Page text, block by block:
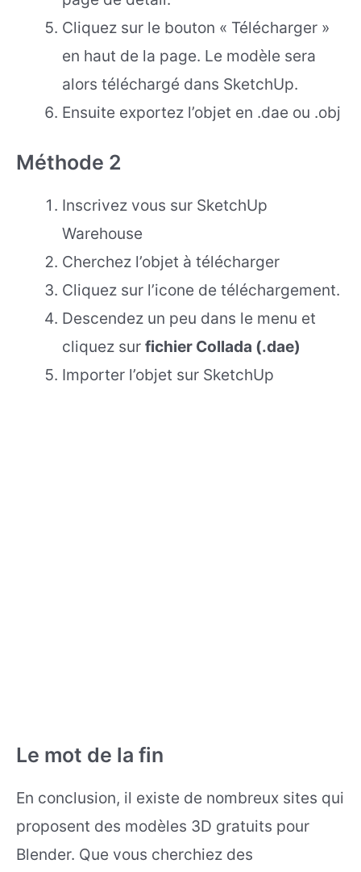
Cliquez sur le bouton « Télécharger »
en haut de la page. Le modèle sera
alors téléchargé dans SketchUp.
Ensuite exportez l’objet en .dae ou .obj
Méthode 2
Inscrivez vous sur SketchUp
Warehouse
Cherchez l’objet à télécharger
Cliquez sur l’icone de téléchargement.
Descendez un peu dans le menu et
cliquez surfichier Collada (.dae)
Importer l’objet sur SketchUp
Le mot de la fin
En conclusion, il existe de nombreux sites qui
proposent des modèles 3D gratuits pour
Blender. Que vous cherchiez des